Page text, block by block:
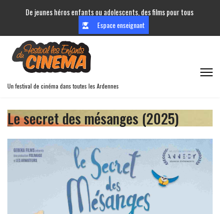
De jeunes héros enfants ou adolescents, des films pour tous
Espace enseignant
Un festival de cinéma dans toutes les Ardennes
Le secret des mésanges (2025)